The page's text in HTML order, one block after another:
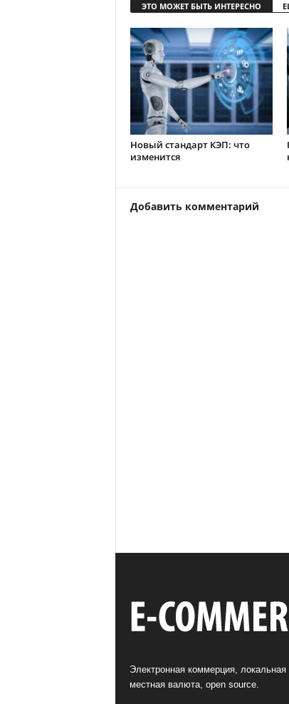
ЭТО МОЖЕТ БЫТЬ ИНТЕРЕСНО
Новый стандарт КЭП: что
изменится
Добавить комментарий
Электронная коммерция, локальная
местная валюта, open source.